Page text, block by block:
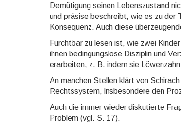
Demütigung seinen Lebenszustand
und präsise beschreibt, wie es zu der
Konsequenz. Auch diese
Furchtbar zu lesen ist, wie zwei
ihnen bedingungslose Disziplin und
erarbeiten, z. B. indem sie
An manchen Stellen klärt von
Rechtssystem, insbesondere den
Auch die immer wieder diskutierte
Problem (vgl. S. 17).